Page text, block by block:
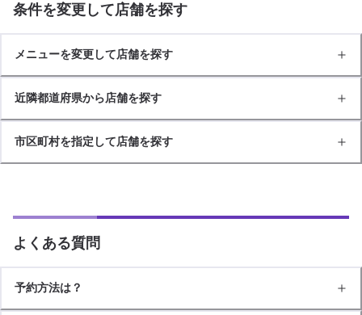
条件を変更して店舗を探す
メニューを変更して店舗を探す
近隣都道府県から店舗を探す
市区町村を指定して店舗を探す
よくある質問
予約方法は？